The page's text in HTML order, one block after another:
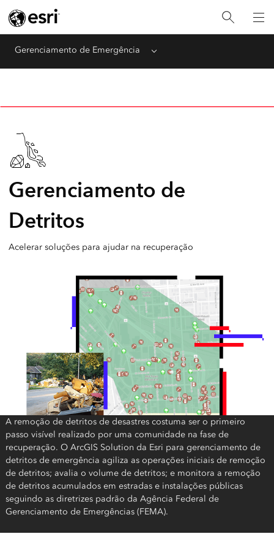
Gerenciamento de Emergência Menu
Gerenciamento de
Detritos
Acelerar soluções para ajudar na recuperação
A remoção de detritos de desastres costuma ser o primeiro
passo visível realizado por uma comunidade na fase de
recuperação. O ArcGIS Solution da Esri para gerenciamento de
detritos de emergência agiliza as operações iniciais de remoção
de detritos; avalia o volume de detritos; e monitora a remoção
de detritos acumulados em estradas e instalações públicas
seguindo as diretrizes padrão da Agência Federal de
Gerenciamento de Emergências (FEMA).